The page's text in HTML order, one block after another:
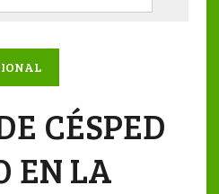
CÉSPED
EN LA